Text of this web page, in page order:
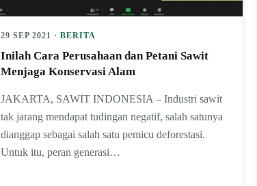
29 SEP 2021 ·BERITA
Inilah Cara Perusahaan dan Petani Sawit
Menjaga Konservasi Alam
JAKARTA, SAWIT INDONESIA – Industri sawit
tak jarang mendapat tudingan negatif, salah satunya
dianggap sebagai salah satu pemicu deforestasi.
Untuk itu, peran generasi…